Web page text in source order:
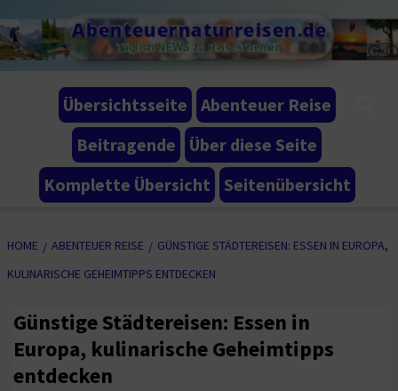
to
content
Abenteuernaturreisen.de
Täglich NEWS zu Reise-Themen
Übersichtsseite
Abenteuer Reise
Beitragende
Über diese Seite
Komplette Übersicht
Seitenübersicht
HOME ABENTEUER REISE
GÜNSTIGE STÄDTEREISEN: ESSEN IN EUROPA,
KULINARISCHE GEHEIMTIPPS ENTDECKEN
Günstige Städtereisen: Essen in
Europa, kulinarische Geheimtipps
entdecken